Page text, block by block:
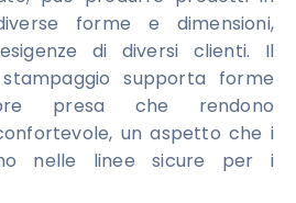
forme e dimensioni,
di diversi clienti. Il
supporta forme
presa che rendono
un aspetto che i
nelle linee sicure per i